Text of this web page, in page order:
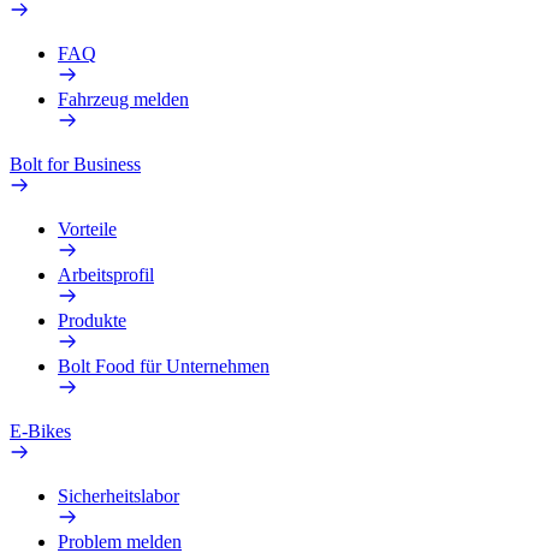
FAQ
Fahrzeug melden
Bolt for Business
Vorteile
Arbeitsprofil
Produkte
Bolt Food für Unternehmen
E-Bikes
Sicherheitslabor
Problem melden